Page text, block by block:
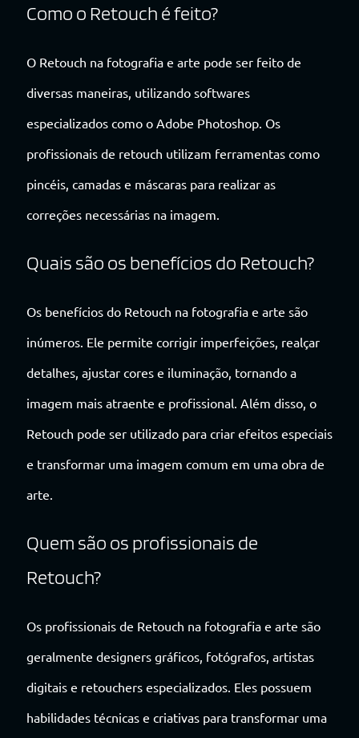
Como o Retouch é feito?
O Retouch na fotografia e arte pode ser feito de
diversas maneiras, utilizando softwares
especializados como o Adobe Photoshop. Os
profissionais de retouch utilizam ferramentas como
pincéis, camadas e máscaras para realizar as
correções necessárias na imagem.
Quais são os benefícios do Retouch?
Os benefícios do Retouch na fotografia e arte são
inúmeros. Ele permite corrigir imperfeições, realçar
detalhes, ajustar cores e iluminação, tornando a
imagem mais atraente e profissional. Além disso, o
Retouch pode ser utilizado para criar efeitos especiais
e transformar uma imagem comum em uma obra de
arte.
Quem são os profissionais de
Retouch?
Os profissionais de Retouch na fotografia e arte são
geralmente designers gráficos, fotógrafos, artistas
digitais e retouchers especializados. Eles possuem
habilidades técnicas e criativas para transformar uma